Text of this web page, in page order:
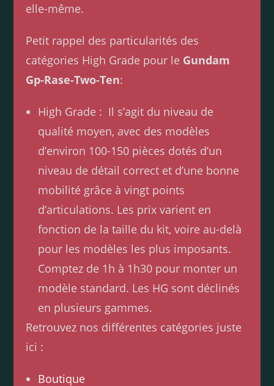
elle-même.
Petit rappel des particularités des
catégories High Grade pour le Gundam
Gp-Rase-Two-Ten:
High Grade : Il s’agit du niveau de
qualité moyen, avec des modèles
d’environ 100-150 pièces dotés d’un
niveau de détail correct et d’une bonne
mobilité grâce à vingt points
d’articulations. Les prix varient en
fonction de la taille du kit, voire au-delà
pour les modèles les plus imposants.
Comptez de 1h à 1h30 pour monter un
modèle standard. Les HG sont déclinés
en plusieurs gammes.
Retrouvez nos différentes catégories juste
ici :
Boutique